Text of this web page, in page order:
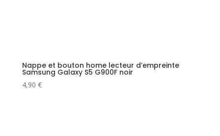
Nappe et bouton home lecteur d’empreinte
Samsung Galaxy S5 G900F noir
4,90 €